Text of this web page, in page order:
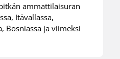
ammattilaisuran
Itävallassa,
Bosniassa ja viimeksi